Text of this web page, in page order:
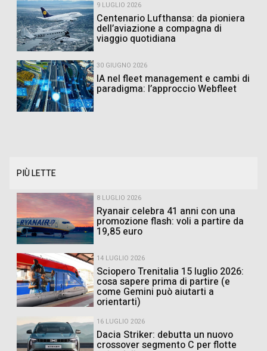
9 LUGLIO 2026
Centenario Lufthansa: da pioniera
dell’aviazione a compagna di
viaggio quotidiana
30 GIUGNO 2026
IA nel fleet management e cambi di
paradigma: l’approccio Webfleet
PIÙ LETTE
8 LUGLIO 2026
Ryanair celebra 41 anni con una
promozione flash: voli a partire da
19,85 euro
14 LUGLIO 2026
Sciopero Trenitalia 15 luglio 2026:
cosa sapere prima di partire (e
come Gemini può aiutarti a
orientarti)
16 LUGLIO 2026
Dacia Striker: debutta un nuovo
crossover segmento C per flotte